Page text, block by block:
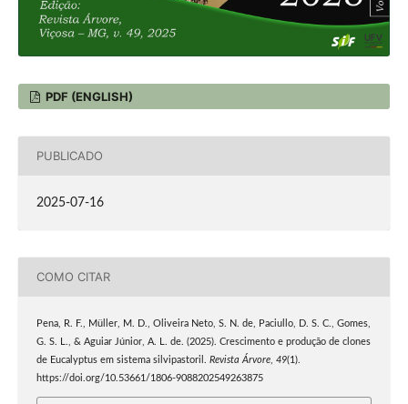
PDF (ENGLISH)
PUBLICADO
2025-07-16
COMO CITAR
Pena, R. F., Müller, M. D., Oliveira Neto, S. N. de, Paciullo, D. S. C., Gomes,
G. S. L., & Aguiar Júnior, A. L. de. (2025). Crescimento e produção de clones
de Eucalyptus em sistema silvipastoril. Revista Árvore, 49(1).
https://doi.org/10.53661/1806-9088202549263875